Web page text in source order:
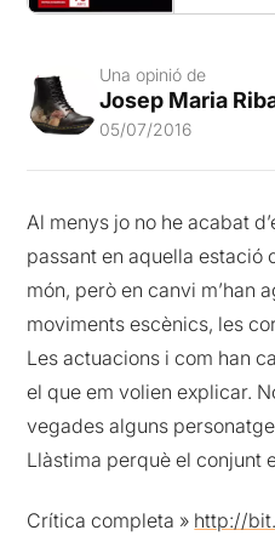
Una opinió de
Josep Maria
05/07/2016
Al menys jo no he acabat
passant en aquella estació
món, però en canvi m’han
moviments escènics, les
Les actuacions i com han
el que em volien explicar.
vegades alguns
Llàstima perquè el conjunt
Crítica completa » http://